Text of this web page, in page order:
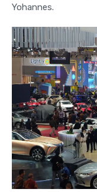
Yohannes.